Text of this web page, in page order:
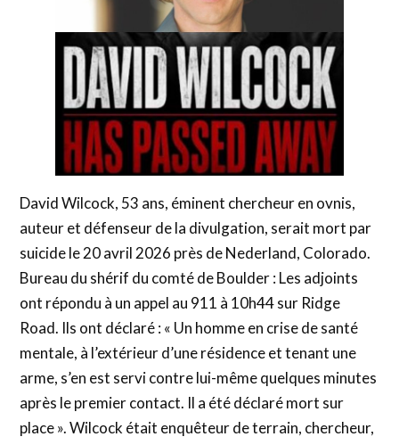
David Wilcock, 53 ans, éminent chercheur en ovnis,
auteur et défenseur de la divulgation, serait mort par
suicide le 20 avril 2026 près de Nederland, Colorado.
Bureau du shérif du comté de Boulder : Les adjoints
ont répondu à un appel au 911 à 10h44 sur Ridge
Road. Ils ont déclaré : « Un homme en crise de santé
mentale, à l’extérieur d’une résidence et tenant une
arme, s’en est servi contre lui-même quelques minutes
après le premier contact. Il a été déclaré mort sur
place ». Wilcock était enquêteur de terrain, chercheur,